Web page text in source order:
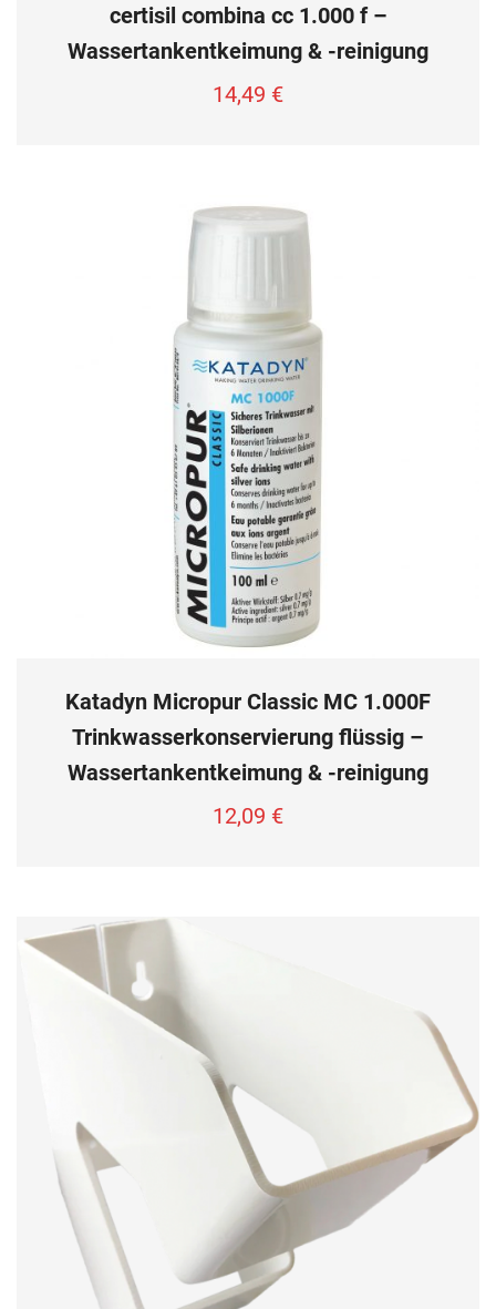
certisil combina cc 1.000 f –
Wassertankentkeimung & -reinigung
14,49 €
Katadyn Micropur Classic MC 1.000F
Trinkwasserkonservierung flüssig –
Wassertankentkeimung & -reinigung
12,09 €